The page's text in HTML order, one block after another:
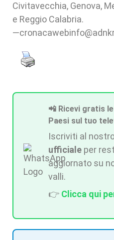
Civitavecchia, Genova,
e Reggio Calabria.
📲 Ricevi gratis
Paesi sul tuo
Iscriviti al
ufficiale per
aggiornato su
valli.
👉 Clicca qui